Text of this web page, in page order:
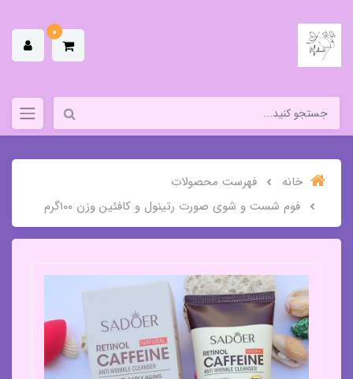
0
خانه
فهرست محصولات
فوم شست و شوی صورت رتینول و کافئین وزن ۱۰۰گرم